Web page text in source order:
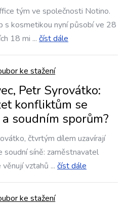
tým ve společnosti Notino.
s kosmetikou nyní působí ve 28
18 mi ... číst dále
ke stažení
Petr Syrovátko:
konfliktům se
soudním sporům?
čtvrtým dílem uzavírají
soudní síně: zaměstnavatel
věnují vztahů ... číst dále
ke stažení